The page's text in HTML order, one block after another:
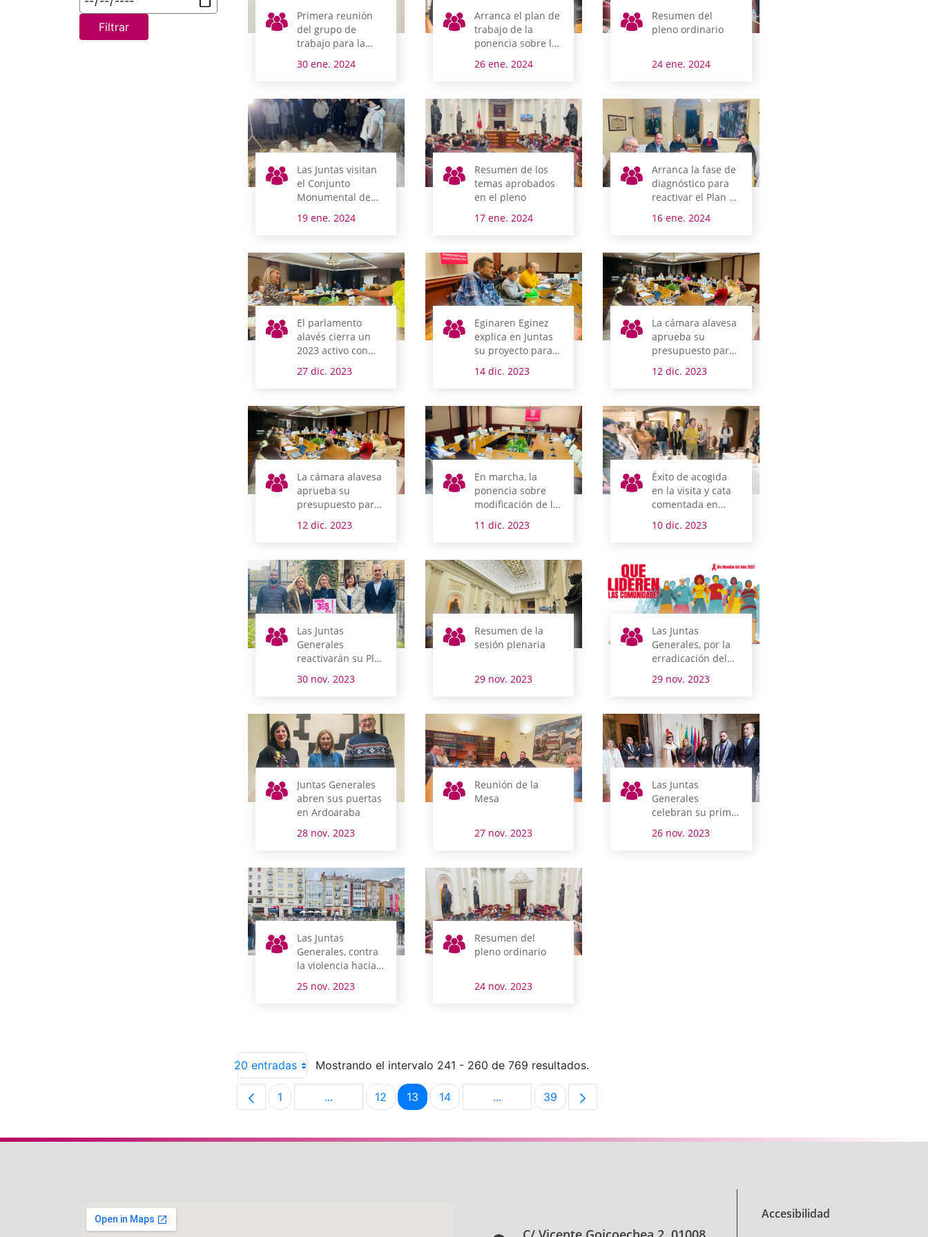
Filtrar
Primera reunión
del grupo de
trabajo para la
30 ene. 2024
Arranca el plan de
trabajo de la
ponencia sobre la
Norma Foral de
26 ene. 2024
Resumen del
pleno ordinario
24 ene. 2024
Las Juntas visitan
el Conjunto
Monumental de
19 ene. 2024
Resumen de los
temas aprobados
en el pleno
17 ene. 2024
Arranca la fase de
diagnóstico para
reactivar el Plan de
Uso del Euskera
16 ene. 2024
El parlamento
alavés cierra un
2023 activo con
más de 2.000
asuntos
27 dic. 2023
Eginaren Eginez
explica en Juntas
su proyecto para
2024
14 dic. 2023
La cámara alavesa
aprueba su
presupuesto para
2024 Duplicar 1
12 dic. 2023
La cámara alavesa
aprueba su
presupuesto para
2024
12 dic. 2023
En marcha, la
ponencia sobre
modificación de la
Norma Foral de
concejos
11 dic. 2023
Éxito de acogida
en la visita y cata
comentada en
Juntas Generales
por Ardoaraba
10 dic. 2023
Las Juntas
Generales
reactivarán su Plan
Uso del Euskera
30 nov. 2023
Resumen de la
sesión plenaria
29 nov. 2023
Las Juntas
Generales, por la
erradicación del
29 nov. 2023
Juntas Generales
abren sus puertas
en Ardoaraba
28 nov. 2023
Reunión de la
Mesa
27 nov. 2023
Las Juntas
Generales
celebran su primer
del año, una
26 nov. 2023
Las Juntas
Generales, contra
la violencia hacia
25 nov. 2023
Resumen del
pleno ordinario
24 nov. 2023
20 entradas Mostrando el intervalo 241 - 260 de 769 resultados.
Página
1 ...Páginas intermedias Use TAB para desplazarse.
Página
12 Página
13 Página
14 ...Páginas intermedias Use TAB para desplazarse.
Página
39
Accesibilidad